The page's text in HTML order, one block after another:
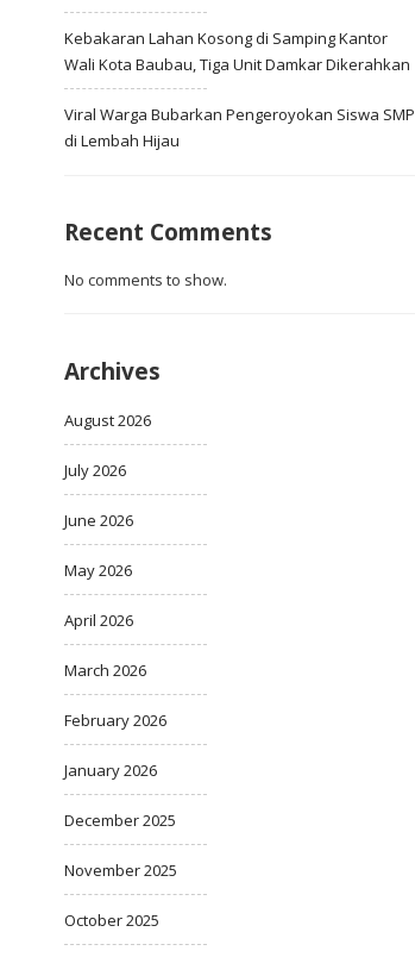
Kebakaran Lahan Kosong di Samping Kantor
Wali Kota Baubau, Tiga Unit Damkar Dikerahkan
Viral Warga Bubarkan Pengeroyokan Siswa SMP
di Lembah Hijau
Recent Comments
No comments to show.
Archives
August 2026
July 2026
June 2026
May 2026
April 2026
March 2026
February 2026
January 2026
December 2025
November 2025
October 2025